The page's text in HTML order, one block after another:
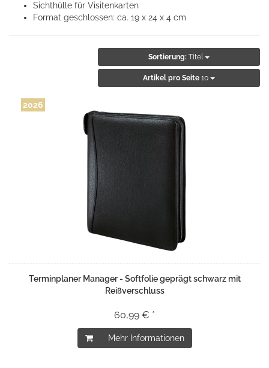
Sichthülle für Visitenkarten
Format geschlossen: ca. 19 x 24 x 4 cm
Sortierung: Titel
Artikel pro Seite 10
2026
Terminplaner Manager - Softfolie geprägt schwarz mit
Reißverschluss
60,99 € *
Mehr Informationen